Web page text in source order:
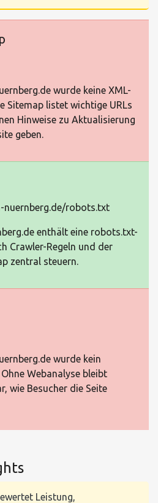
wurde keine XML-
Sitemap listet wichtige URLs
Hinweise zu Aktualisierung
geben.
nuernberg.de/robots.txt
enthält eine robots.txt-
Crawler-Regeln und der
zentral steuern.
wurde kein
Webanalyse bleibt
wie Besucher die Seite
Leistung,